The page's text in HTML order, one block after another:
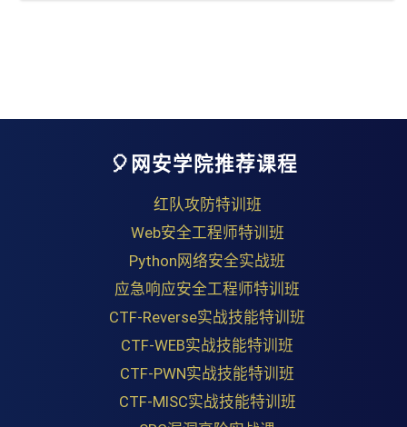
🎈网安学院推荐课程
红队攻防特训班
Web安全工程师特训班
Python网络安全实战班
应急响应安全工程师特训班
CTF-Reverse实战技能特训班
CTF-WEB实战技能特训班
CTF-PWN实战技能特训班
CTF-MISC实战技能特训班